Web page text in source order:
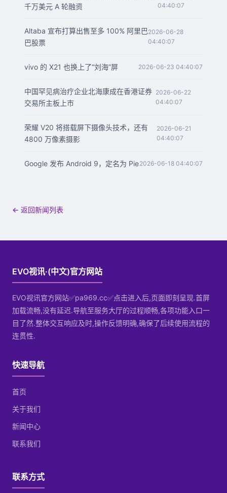
千万美元 A 轮融资
04:40:07
Altaba 宣布打算出售至多 100% 阿里巴
巴股票
2026-06-28
04:40:07
vivo 的 X21 也换上了“刘海”屏 2026-06-23 04:40:07
中国罕见病治疗企业北海康成在香港证券
交易所主板上市
2026-06-22
04:40:07
荣耀 V20 将搭载屏下摄像头技术，还有
4800 万像素摄影
2026-06-21
04:40:07
Google 发布 Android 9，定名为 Pie2026-06-18 04:40:07
← 返回新闻列表
EVO视讯·(中文)官方网站
EVO视讯官方网站✅pa969.cc✅点击进入后,页面即刻呈现.首屏
加载流畅,没有延迟.导航至服务大厅的过程顺畅,各项功能入口一
目了然.整体交互响应及时,操作反馈明确,确保了后续使用流程的
连贯性.
快速导航
首页
关于我们
新闻中心
联系我们
联系方式